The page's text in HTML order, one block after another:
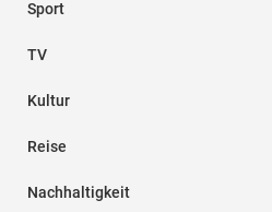
Sport
TV
Kultur
Reise
Nachhaltigkeit